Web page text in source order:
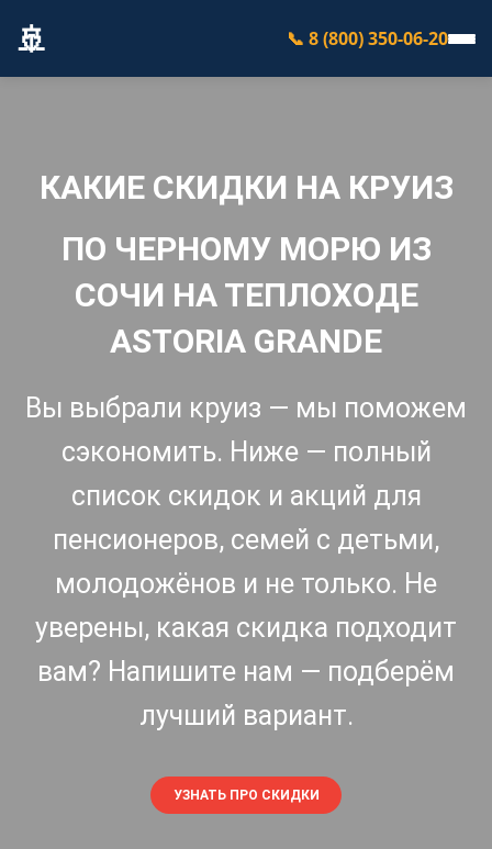
🚢 📞 8 (800) 350-06-20
КАКИЕ СКИДКИ НА КРУИЗ
ПО ЧЕРНОМУ МОРЮ ИЗ
СОЧИ НА ТЕПЛОХОДЕ
ASTORIA GRANDE
Вы выбрали круиз — мы поможем
сэкономить. Ниже — полный
список скидок и акций для
пенсионеров, семей с детьми,
молодожёнов и не только. Не
уверены, какая скидка подходит
вам? Напишите нам — подберём
лучший вариант.
УЗНАТЬ ПРО СКИДКИ